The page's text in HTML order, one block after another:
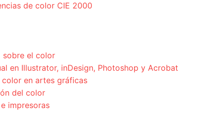
de color CIE 2000
sobre el color
en Illustrator, inDesign, Photoshop y Acrobat
en artes gráficas
del color
impresoras